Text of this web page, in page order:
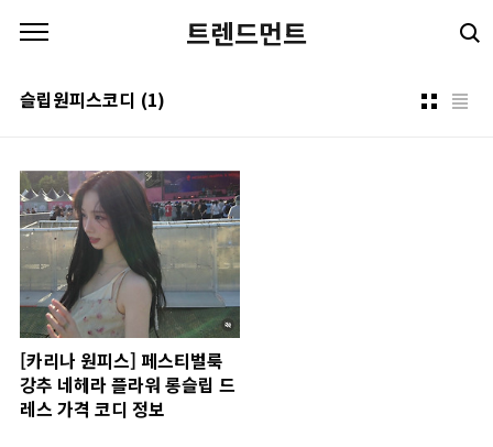
트렌드먼트
슬립원피스코디 (1)
[카리나 원피스] 페스티벌룩
강추 네헤라 플라워 롱슬립 드
레스 가격 코디 정보